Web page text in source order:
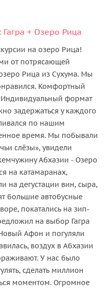
+ Озеро Рица
на озеро Рица!
от потрясающей
Рица из Сухума. Мы
Комфортный
Индивидуальный формат
задержаться у каждого
по нашим
время. Мы побывали
слёзы», увидели
Абхазии - Озеро
на катамаранах,
на дегустации вин, сыра,
большие автобусные
покатались на зип-
на выбор Гагра
Афон и погуляли
воздух в Абхазии
У нас было
сделать миллион
моментом. Огромное